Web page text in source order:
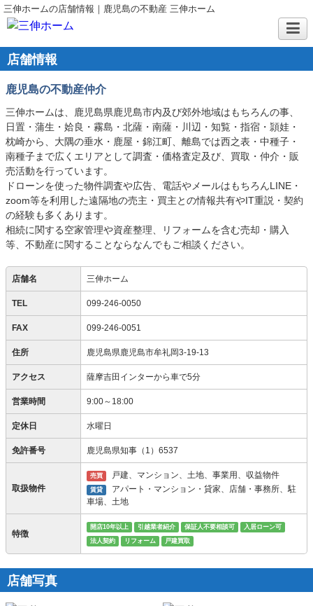
三伸ホームの店舗情報｜鹿児島の不動産 三伸ホーム
店舗情報
鹿児島の不動産仲介
三伸ホームは、鹿児島県鹿児島市内及び郊外地域はもちろんの事、
日置・蒲生・姶良・霧島・北薩・南薩・川辺・知覧・指宿・頴娃・
枕崎から、大隅の垂水・鹿屋・錦江町、離島では西之表・中種子・
南種子まで広くエリアとして調査・価格査定及び、買取・仲介・販
売活動を行っています。
ドローンを使った物件調査や広告、電話やメールはもちろんLINE・
zoom等を利用した遠隔地の売主・買主との情報共有やIT重説・契約
の経験も多くあります。
相続に関する空家管理や資産整理、リフォームを含む売却・購入
等、不動産に関することならなんでもご相談ください。
店舗名 三伸ホーム
TEL 099-246-0050
FAX 099-246-0051
住所 鹿児島県鹿児島市牟礼岡3-19-13
アクセス 薩摩吉田インターから車で5分
営業時間 9:00～18:00
定休日 水曜日
免許番号 鹿児島県知事（1）6537
取扱物件
売買 戸建、マンション、土地、事業用、収益物件
賃貸
アパート・マンション・貸家、店舗・事務所、駐
車場、土地
特徴
開店10年以上 引越業者紹介 保証人不要相談可
入居ローン可
法人契約
リフォーム 戸建買取
店舗写真